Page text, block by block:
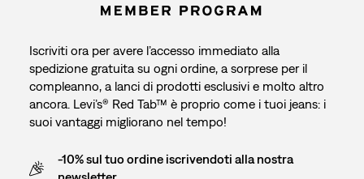
Iscriviti ora per avere l’accesso immediato alla
spedizione gratuita su ogni ordine, a sorprese per il
compleanno, a lanci di prodotti esclusivi e molto altro
ancora. Levi’s® Red Tab™ è proprio come i tuoi jeans: i
suoi vantaggi migliorano nel tempo!
-10% sul tuo ordine iscrivendoti alla nostra